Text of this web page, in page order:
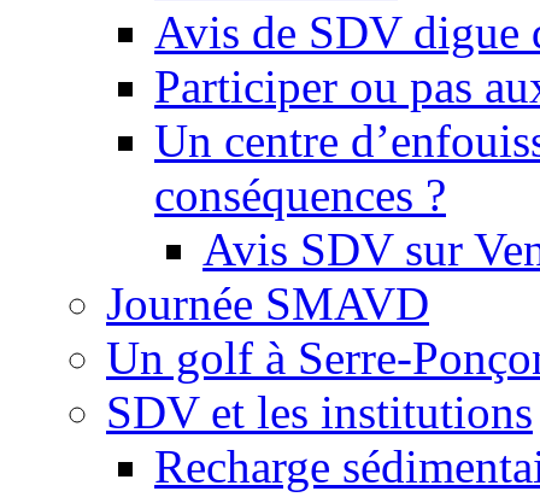
Avis de SDV digue
Participer ou pas
Un centre
conséquences ?
Avis SDV sur
Journée SMAVD
Un golf à Serre-
SDV et les institutions
Recharge